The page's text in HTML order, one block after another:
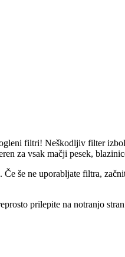
filtri! Neškodljiv filter
za vsak mačji pesek,
še ne uporabljate filtra,
prilepite na notranjo